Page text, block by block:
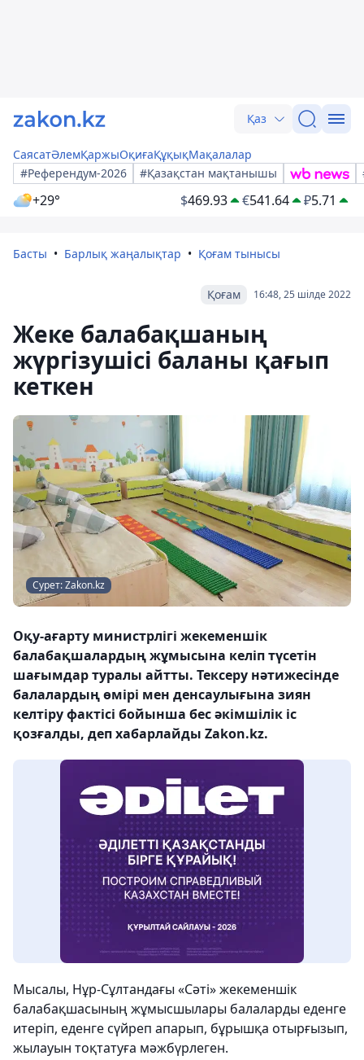
Қаз
СаясатӘлемҚаржыОқиғаҚұқықМақалалар
#Референдум-2026
#Қазақстан мақтанышы
+29° $469.93 €541.64 ₽5.71
Басты Барлық жаңалықтар Қоғам тынысы
16:48, 25 шілде 2022
Қоғам
Жеке балабақшаның
жүргізушісі баланы қағып
кеткен
Сурет: Zakon.kz
Оқу-ағарту министрлігі жекеменшік
балабақшалардың жұмысына келіп түсетін
шағымдар туралы айтты. Тексеру нәтижесінде
балалардың өмірі мен денсаулығына зиян
келтіру фактісі бойынша бес әкімшілік іс
қозғалды, деп хабарлайды Zakon.kz.
Мысалы, Нұр-Сұлтандағы «Сәті» жекеменшік
балабақшасының жұмысшылары балаларды еденге
итеріп, еденге сүйреп апарып, бұрышқа отырғызып,
жылауын тоқтатуға мәжбүрлеген.